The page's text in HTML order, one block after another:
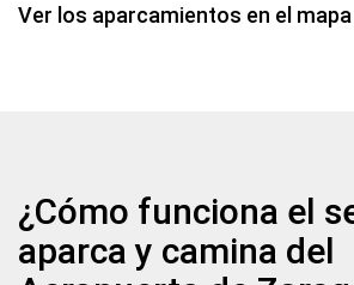
Ver los aparcamientos en el mapa
¿Cómo funciona el
aparca y camina del